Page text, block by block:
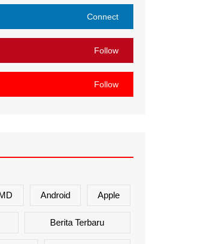
Connect
Follow
Follow
Android Apple
Berita Terbaru